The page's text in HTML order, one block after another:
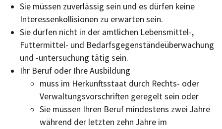
Sie müssen zuverlässig sein und es dürfen keine
Interessenkollisionen zu erwarten sein.
Sie dürfen nicht in der amtlichen Lebensmittel-,
Futtermittel- und Bedarfsgegenständeüberwachung
und -untersuchung tätig sein.
Ihr Beruf oder Ihre Ausbildung
muss im Herkunftsstaat durch Rechts- oder
Verwaltungsvorschriften geregelt sein oder
Sie müssen Ihren Beruf mindestens zwei Jahre
während der letzten zehn Jahre im